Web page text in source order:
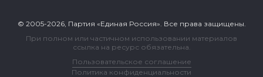
© 2005-2026, Партия «Единая Россия». Все права защищены.
При полном или частичном использовании материалов
ссылка на ресурс обязательна.
Пользовательское соглашение
Политика конфиденциальности